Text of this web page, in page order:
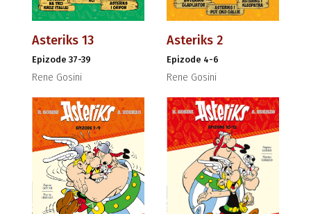
Asteriks 13
Epizode 37-39
Rene Gosini
Asteriks 2
Epizode 4-6
Rene Gosini